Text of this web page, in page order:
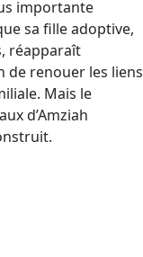
importante
sa fille adoptive,
réapparaît
de renouer les liens
Mais le
d’Amziah